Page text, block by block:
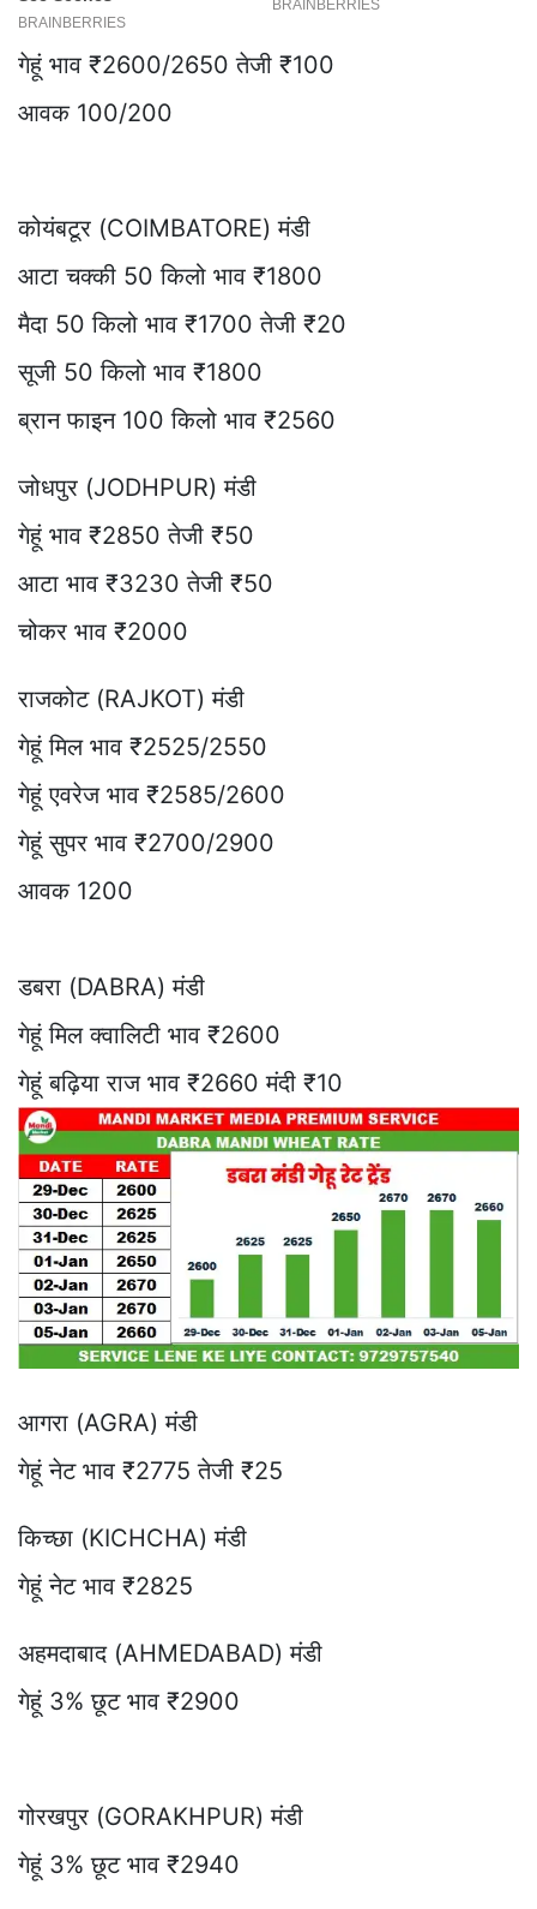
गेहूं भाव ₹2600/2650 तेजी ₹100
आवक 100/200
कोयंबटूर (COIMBATORE) मंडी
आटा चक्की 50 किलो भाव ₹1800
मैदा 50 किलो भाव ₹1700 तेजी ₹20
सूजी 50 किलो भाव ₹1800
ब्रान फाइन 100 किलो भाव ₹2560
जोधपुर (JODHPUR) मंडी
गेहूं भाव ₹2850 तेजी ₹50
आटा भाव ₹3230 तेजी ₹50
चोकर भाव ₹2000
राजकोट (RAJKOT) मंडी
गेहूं मिल भाव ₹2525/2550
गेहूं एवरेज भाव ₹2585/2600
गेहूं सुपर भाव ₹2700/2900
आवक 1200
डबरा (DABRA) मंडी
गेहूं मिल क्वालिटी भाव ₹2600
गेहूं बढ़िया राज भाव ₹2660 मंदी ₹10
आगरा (AGRA) मंडी
गेहूं नेट भाव ₹2775 तेजी ₹25
किच्छा (KICHCHA) मंडी
गेहूं नेट भाव ₹2825
अहमदाबाद (AHMEDABAD) मंडी
गेहूं 3% छूट भाव ₹2900
गोरखपुर (GORAKHPUR) मंडी
गेहूं 3% छूट भाव ₹2940